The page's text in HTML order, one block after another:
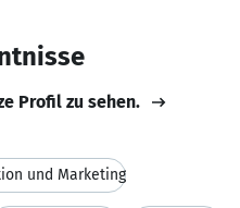
Profil zu sehen.
und Marketing